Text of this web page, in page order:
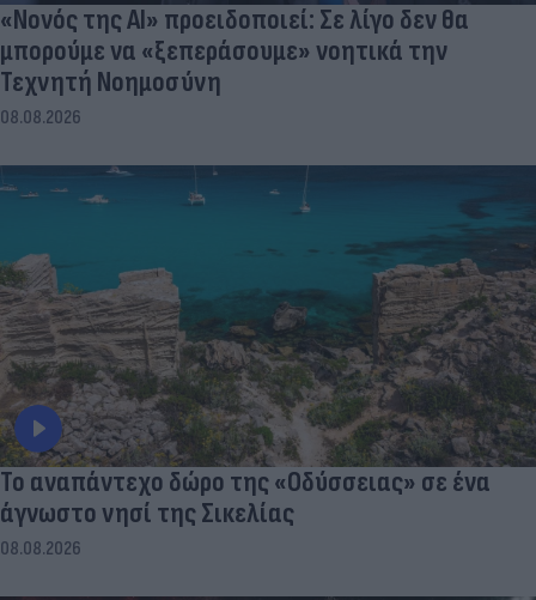
«Νονός της AI» προειδοποιεί: Σε λίγο δεν θα
μπορούμε να «ξεπεράσουμε» νοητικά την
Τεχνητή Νοημοσύνη
08.08.2026
To αναπάντεχο δώρο της «Οδύσσειας» σε ένα
άγνωστο νησί της Σικελίας
08.08.2026